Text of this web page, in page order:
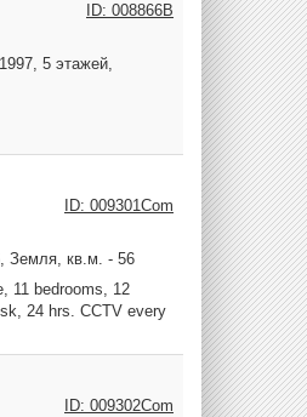
ID: 008866B
5 этажей,
ID: 009301Com
Земля, кв.м. - 56
11 bedrooms, 12
24 hrs. CCTV every
ID: 009302Com